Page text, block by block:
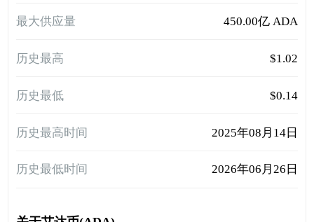
最大供应量 450.00亿 ADA
历史最高 $1.02
历史最低 $0.14
历史最高时间 2025年08月14日
历史最低时间 2026年06月26日